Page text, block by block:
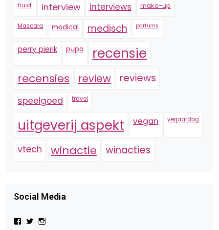
huid' interview interviews make-up
Mascara medical medisch parfums
perry pierik pupa recensie
recensies review reviews
speelgoed travel
uitgeverij aspekt vegan verjaardag
vtech winactie winacties
Social Media
BekijkBekijk